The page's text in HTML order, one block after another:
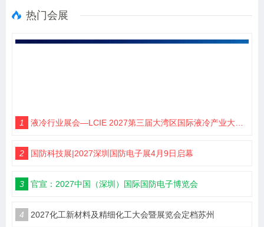
热门会展
1 液冷行业展会—LCIE 2027第三届大湾区国际液冷产业大会暨展览会（深圳）
2 国防科技展|2027深圳国防电子展4月9日启幕
3 官宣：2027中国（深圳）国际国防电子博览会
4 2027化工新材料及精细化工大会暨展览会定档苏州